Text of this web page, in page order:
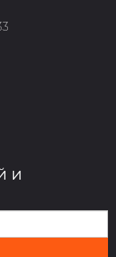
и